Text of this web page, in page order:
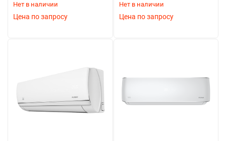
Нет в наличии
Цена по запросу
Нет в наличии
Цена по запросу